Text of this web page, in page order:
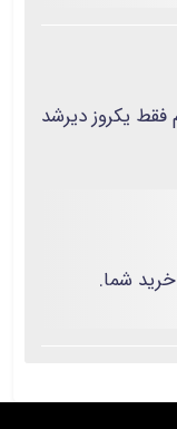
فقط یکروز دیرشد
خرید شما.